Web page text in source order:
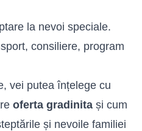
la nevoi speciale.
consiliere, program
vei putea înțelege cu
oferta gradinita și cum
și nevoile familiei